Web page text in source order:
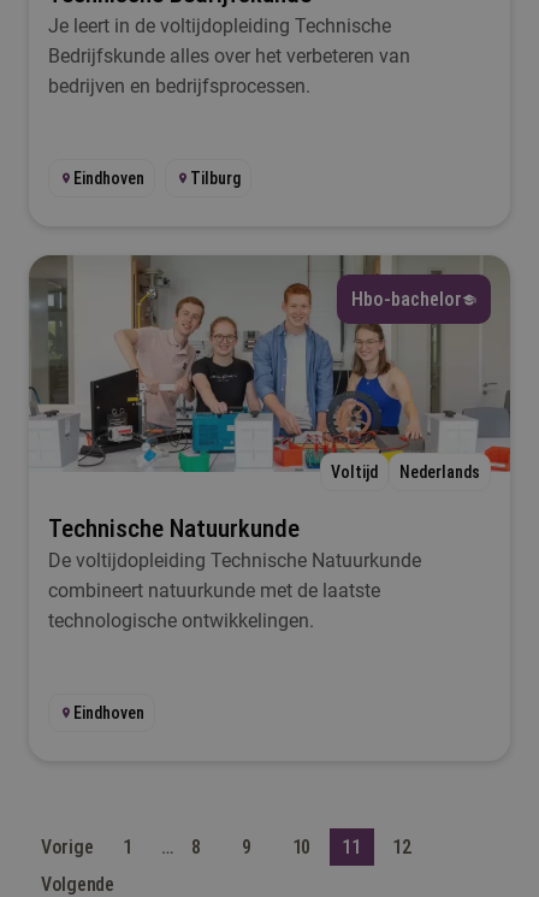
Je leert in de voltijdopleiding Technische
Bedrijfskunde alles over het verbeteren van
bedrijven en bedrijfsprocessen.
Eindhoven Tilburg
Hbo-bachelor
Voltijd Nederlands
Technische Natuurkunde
De voltijdopleiding Technische Natuurkunde
combineert natuurkunde met de laatste
technologische ontwikkelingen.
Eindhoven
Vorige 1 … 8 9 10 11
12
Volgende